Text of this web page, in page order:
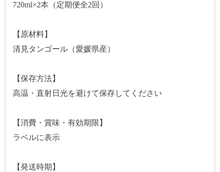
720ml×2本（定期便全2回）
【原材料】
清見タンゴール（愛媛県産）
【保存方法】
高温・直射日光を避けて保存してください
【消費・賞味・有効期限】
ラベルに表示
【発送時期】